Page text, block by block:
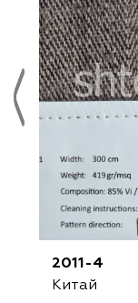
2011-4
Китай